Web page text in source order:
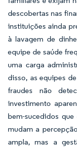
descobertas nas
instituições ainda
à lavagem de
equipe de saúde
uma carga
disso, as equipes
fraudes não
investimento
bem-sucedidos
mudam a
ampla, mas a